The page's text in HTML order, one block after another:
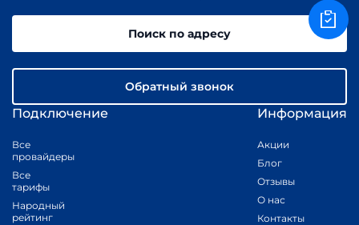
Подключение
Все
провайдеры
Все
тарифы
Народный
рейтинг
Информация
Акции
Блог
Отзывы
О нас
Контакты
Поиск по адресу
Обратный звонок